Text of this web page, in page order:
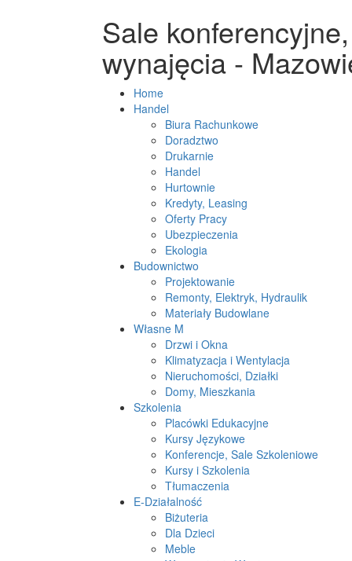
Sale
wynajęcia -
Home
Handel
Biura Rachunkowe
Doradztwo
Drukarnie
Handel
Hurtownie
Kredyty, Leasing
Oferty Pracy
Ubezpieczenia
Ekologia
Budownictwo
Projektowanie
Remonty, Elektryk, Hydraulik
Materiały Budowlane
Własne M
Drzwi i Okna
Klimatyzacja i Wentylacja
Nieruchomości, Działki
Domy, Mieszkania
Szkolenia
Placówki Edukacyjne
Kursy Językowe
Konferencje, Sale Szkoleniowe
Kursy i Szkolenia
Tłumaczenia
E-Działalność
Biżuteria
Dla Dzieci
Meble